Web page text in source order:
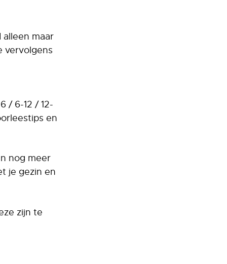
maar
vervolgens
/ 6-12 / 12-
en
nog meer
je gezin en
zijn te